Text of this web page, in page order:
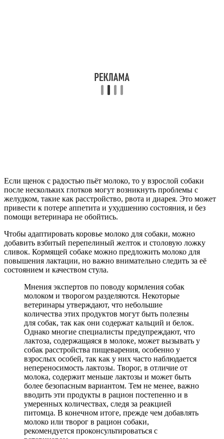
Если щенок с радостью пьёт молоко, то у взрослой собаки
после нескольких глотков могут возникнуть проблемы с
желудком, такие как расстройство, рвота и диарея. Это может
привести к потере аппетита и ухудшению состояния, и без
помощи ветеринара не обойтись.
Чтобы адаптировать коровье молоко для собаки, можно
добавить взбитый перепелиный желток и столовую ложку
сливок. Кормящей собаке можно предложить молоко для
повышения лактации, но важно внимательно следить за её
состоянием и качеством стула.
Мнения экспертов по поводу кормления собак
молоком и творогом разделяются. Некоторые
ветеринары утверждают, что небольшие
количества этих продуктов могут быть полезны
для собак, так как они содержат кальций и белок.
Однако многие специалисты предупреждают, что
лактоза, содержащаяся в молоке, может вызывать у
собак расстройства пищеварения, особенно у
взрослых особей, так как у них часто наблюдается
непереносимость лактозы. Творог, в отличие от
молока, содержит меньше лактозы и может быть
более безопасным вариантом. Тем не менее, важно
вводить эти продукты в рацион постепенно и в
умеренных количествах, следя за реакцией
питомца. В конечном итоге, прежде чем добавлять
молоко или творог в рацион собаки,
рекомендуется проконсультироваться с